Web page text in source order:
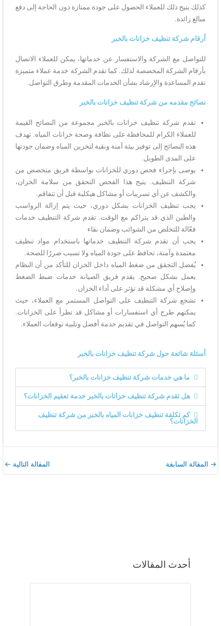
أحدث المقالات
كذلك يتيح ذلك للعملاء الحصول على جودة ممتازة دون الحاجة إلى دفع
مبالغ زائدة.
أرقام شركة تنظيف خزانات بالخبر
للتواصل مع الشركة والاستفسار عن خدماتها، يمكن للعملاء الاتصال
بأرقام الشركة المخصصة لذلك. كما تقدم الشركة خدمة عملاء متميزة
تقدم المساعدة والإرشاد بشأن الخدمات المقدمة وطرق التواصل.
نصائح مقدمه من شركة تنظيف خزانات بالخبر
تقدم شركة تنظيف خزانات بالخبر مجموعة من النصائح القيمة
للعملاء الكرام للمحافظة على نظافة وصحة خزانات المياه. تهدف
هذه النصائح إلى توفير بيئة آمنة ونقية لتخزين المياه وضمان جودتها
على المدى الطويل.
يوصى بإجراء فحص دوري للخزانات بواسطة فريق متخصص من
شركة التنظيف. يتيح هذا الفحص التحقق من سلامة الخزان،
والكشف عن أي تسريبات أو مشاكل هيكلية قبل أن تتفاقم.
يجب تنظيف الخزانات بشكل دوري، حيث يتم إزالة الرواسب
والطين الذي قد يتراكم مع الوقت. تقدم شركة التنظيف خدمات
فعّالة للتخلص من الشوائب وضمان نقاء
يجب أن تقدم شركة التنظيف خدماتها باستخدام مواد تنظيف
معتمدة وآمنة، تحافظ على جودة المياه ولا تسبب ضررًا للصحة.
يُفضل التحقق من ضغط المياه داخل الخزان للتأكد من أن النظام
يعمل بشكل صحيح. يقدم فريق الصيانة خدمات ضبط الضغط
وإصلاح أي مشكلة قد تؤثر على أداء الخزان.
تشجع شركة التنظيف على التواصل المستمر مع العملاء، حيث
يمكنهم طرح أي استفسارات أو مشاكل قد تطرأ على الخزانات.
كما يُسهم التواصل في تقديم خدمة أفضل وتلبية توقعات العملاء.
أسئلة شائعة حول شركة تنظيف خزانات بالخبر
ما هي خدمات شركة تنظيف خزانات بالخبر؟
هل تقدم شركة تنظيف خزانات بالخبر خدمة تعقيم الخزانات؟
كم تكلفة تنظيف خزانات المياه بالخبر من شركة تنظيف
الخزانات؟
→ المقالة السابقة المقالة التالية ←